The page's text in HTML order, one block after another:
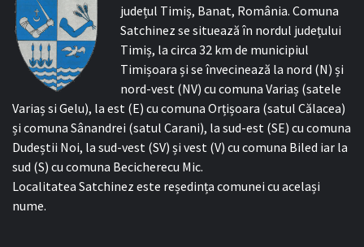
județul Timiș, Banat, România. Comuna
Satchinez se situează în nordul județului
Timiș, la circa 32 km de municipiul
Timișoara și se învecinează la nord (N) și
nord-vest (NV) cu comuna Variaș (satele
Variaș si Gelu), la est (E) cu comuna Orțișoara (satul Călacea)
și comuna Sânandrei (satul Carani), la sud-est (SE) cu comuna
Dudeștii Noi, la sud-vest (SV) și vest (V) cu comuna Biled iar la
sud (S) cu comuna Becicherecu Mic.
Localitatea Satchinez este reședința comunei cu același
nume.